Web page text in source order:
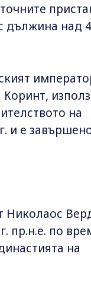
дължина над
на
и е
Николаос
пр.н.е. по
на